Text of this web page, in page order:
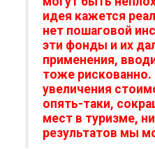
идея кажется
нет пошаговой
эти фонды и их
применения,
тоже
увеличения
опять-таки,
мест в туризме,
результатов мы